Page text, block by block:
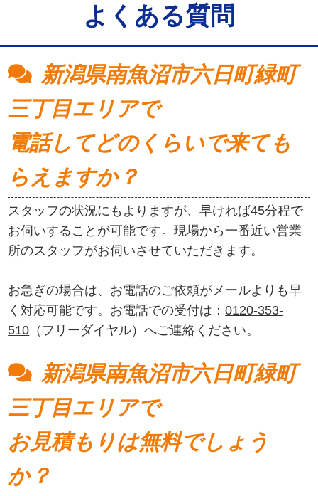
よくある質問
新潟県南魚沼市六日町緑町
三丁目エリアで
電話してどのくらいで来ても
らえますか？
スタッフの状況にもよりますが、早ければ45分程で
お伺いすることが可能です。現場から一番近い営業
所のスタッフがお伺いさせていただきます。
お急ぎの場合は、お電話のご依頼がメールよりも早
く対応可能です。お電話での受付は：0120-353-
510 （フリーダイヤル）へご連絡ください。
新潟県南魚沼市六日町緑町
三丁目エリアで
お見積もりは無料でしょう
か？